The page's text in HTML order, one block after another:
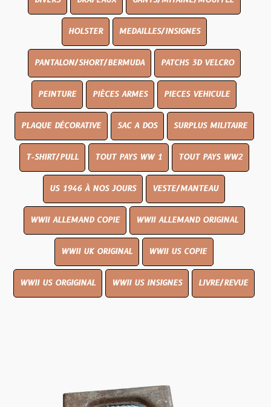
HOLSTER MEDAILLES/INSIGNES
PANTALON/SHORT/BERMUDA PATCHS 3D VELCRO
PEINTURE PIÈCES ARMES PIECES VEHICULE
PLAQUE DÉCORATIVE SAC A DOS SURPLUS MILITAIRE
T-SHIRT/PULL TOUT PAYS WW 1 TOUT PAYS WW2
US 1946 À NOS JOURS VESTE/MANTEAU
WWII ALLEMAND COPIE WWII ALLEMAND ORIGINAL
WWII UK ORIGINAL WWII US COPIE
WWII US ORGIGINAL WWII US INSIGNES LIVRE/REVUE